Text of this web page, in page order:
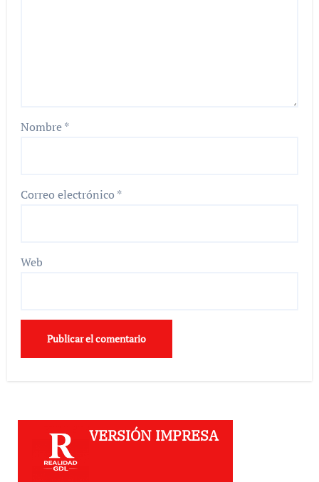
Nombre*
Correo electrónico *
Web
VERSIÓN IMPRESA